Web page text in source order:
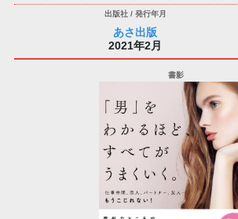
あさ出版
2021年2月